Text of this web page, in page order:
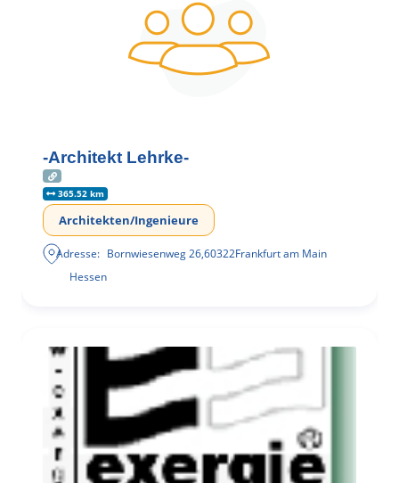
-Architekt Lehrke-
365.52 km
Architekten/Ingenieure
Adresse: Bornwiesenweg 26,60322Frankfurt am Main
Hessen